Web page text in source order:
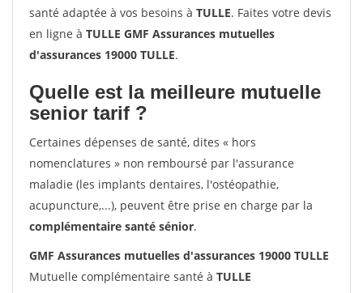
santé adaptée à vos besoins à TULLE. Faites votre devis
en ligne à TULLE GMF Assurances mutuelles
d'assurances 19000 TULLE.
Quelle est la meilleure mutuelle
senior tarif ?
Certaines dépenses de santé, dites « hors
nomenclatures » non remboursé par l'assurance
maladie (les implants dentaires, l'ostéopathie,
acupuncture,...), peuvent être prise en charge par la
complémentaire santé sénior.
GMF Assurances mutuelles d'assurances 19000 TULLE
Mutuelle complémentaire santé à TULLE